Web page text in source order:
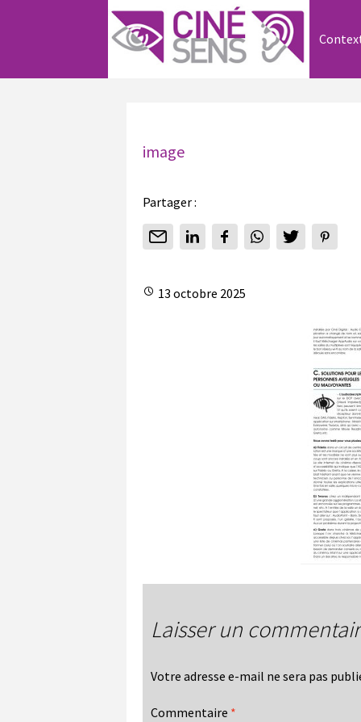
image
Partager :
13 octobre 2025
Laisser un
Votre adresse e-mail ne sera pas
Commentaire *